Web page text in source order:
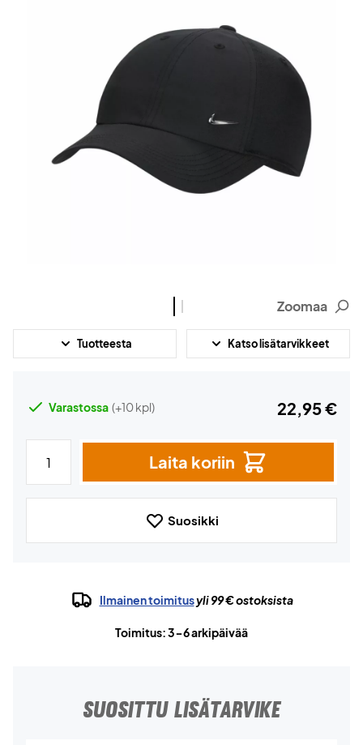
Zoomaa
Tuotteesta Katso lisätarvikkeet
Varastossa (+10 kpl) 22,95 €
Laita koriin
Suosikki
Ilmainen toimitusyli 99 € ostoksista
Toimitus: 3-6 arkipäivää
SUOSITTU LISÄTARVIKE